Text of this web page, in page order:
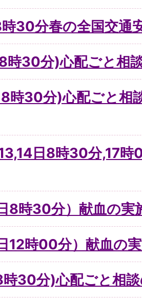
30分春の全国交通
時30分)心配ごと相
時30分)心配ごと相
日8時30分,17
8時30分）献血の実
12時00分）献血の
30分)心配ごと相